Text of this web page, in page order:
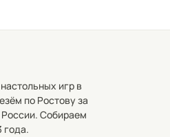
игр в
по Ростову за
России. Собираем
года.